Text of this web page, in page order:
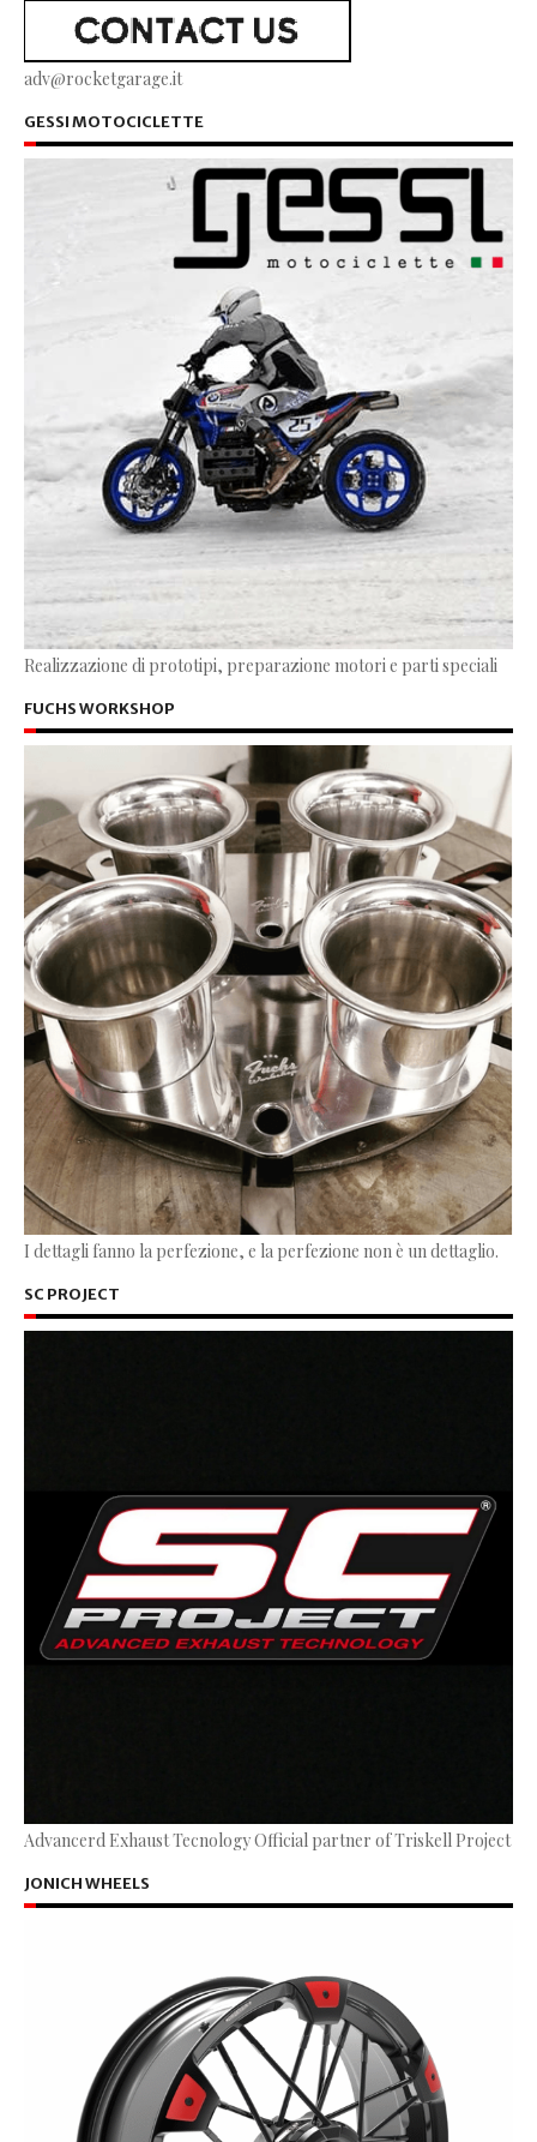
adv@rocketgarage.it
GESSI MOTOCICLETTE
Realizzazione di prototipi, preparazione motori e parti speciali
FUCHS WORKSHOP
I dettagli fanno la perfezione, e la perfezione non è un dettaglio.
SC PROJECT
Advancerd Exhaust Tecnology Official partner of Triskell Project
JONICH WHEELS